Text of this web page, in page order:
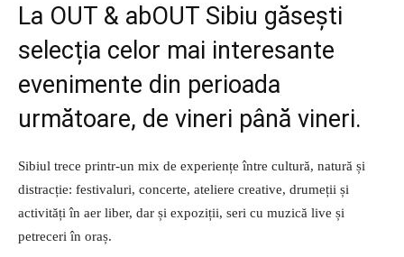
La OUT & abOUT Sibiu găsești
selecția celor mai interesante
evenimente din perioada
următoare, de vineri până vineri.
Sibiul trece printr-un mix de experiențe între cultură, natură și
distracție: festivaluri, concerte, ateliere creative, drumeții și
activități în aer liber, dar și expoziții, seri cu muzică live și
petreceri în oraș.